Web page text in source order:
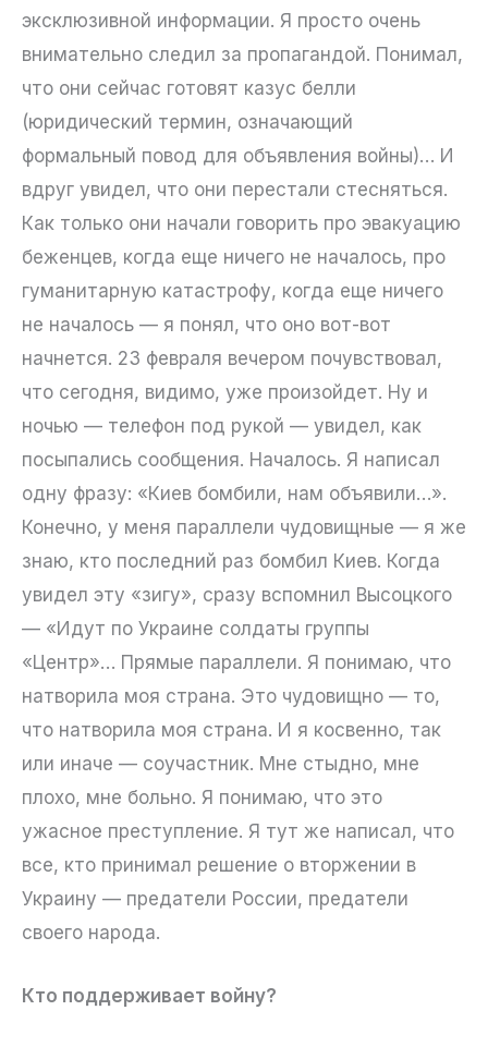
эксклюзивной информации. Я просто очень
внимательно следил за пропагандой. Понимал,
что они сейчас готовят казус белли
(юридический термин, означающий
формальный повод для объявления войны)… И
вдруг увидел, что они перестали стесняться.
Как только они начали говорить про эвакуацию
беженцев, когда еще ничего не началось, про
гуманитарную катастрофу, когда еще ничего
не началось — я понял, что оно вот-вот
начнется. 23 февраля вечером почувствовал,
что сегодня, видимо, уже произойдет. Ну и
ночью — телефон под рукой — увидел, как
посыпались сообщения. Началось. Я написал
одну фразу: «Киев бомбили, нам объявили…».
Конечно, у меня параллели чудовищные — я же
знаю, кто последний раз бомбил Киев. Когда
увидел эту «зигу», сразу вспомнил Высоцкого
— «Идут по Украине солдаты группы
«Центр»… Прямые параллели. Я понимаю, что
натворила моя страна. Это чудовищно — то,
что натворила моя страна. И я косвенно, так
или иначе — соучастник. Мне стыдно, мне
плохо, мне больно. Я понимаю, что это
ужасное преступление. Я тут же написал, что
все, кто принимал решение о вторжении в
Украину — предатели России, предатели
своего народа.
Кто поддерживает войну?